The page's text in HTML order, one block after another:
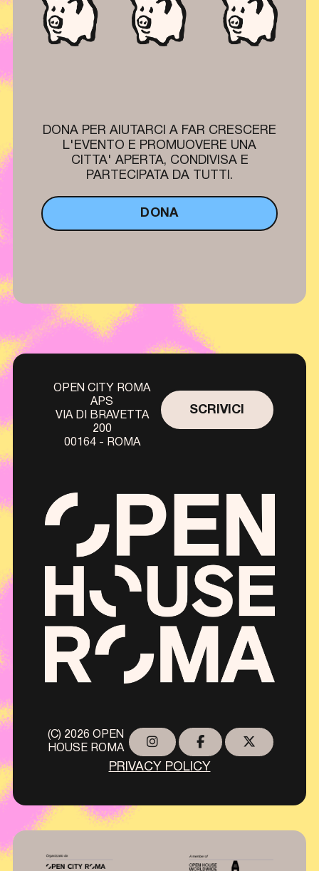
DONA PER AIUTARCI A FAR CRESCERE
L'EVENTO E PROMUOVERE UNA
CITTA' APERTA, CONDIVISA E
PARTECIPATA DA TUTTI.
DONA
OPEN CITY ROMA
APS
VIA DI BRAVETTA
200
00164 - ROMA
SCRIVICI
(C) 2026 OPEN
HOUSE ROMA
PRIVACY POLICY